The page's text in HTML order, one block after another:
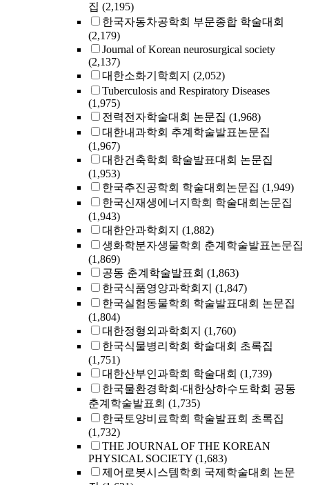
집 (2,195)
한국자동차공학회 부문종합 학술대회
(2,179)
Journal of Korean neurosurgical society
(2,137)
대한소화기학회지 (2,052)
Tuberculosis and Respiratory Diseases
(1,975)
전력전자학술대회 논문집 (1,968)
대한내과학회 추계학술발표논문집
(1,967)
대한건축학회 학술발표대회 논문집
(1,953)
한국추진공학회 학술대회논문집 (1,949)
한국신재생에너지학회 학술대회논문집
(1,943)
대한안과학회지 (1,882)
생화학분자생물학회 춘계학술발표논문집
(1,869)
공동 춘계학술발표회 (1,863)
한국식품영양과학회지 (1,847)
한국실험동물학회 학술발표대회 논문집
(1,804)
대한정형외과학회지 (1,760)
한국식물병리학회 학술대회 초록집
(1,751)
대한산부인과학회 학술대회 (1,739)
한국물환경학회·대한상하수도학회 공동
춘계학술발표회 (1,735)
한국토양비료학회 학술발표회 초록집
(1,732)
THE JOURNAL OF THE KOREAN
PHYSICAL SOCIETY (1,683)
제어로봇시스템학회 국제학술대회 논문